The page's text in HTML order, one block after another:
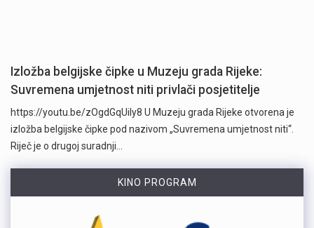
Izložba belgijske čipke u Muzeju grada Rijeke:
Suvremena umjetnost niti privlači posjetitelje
https://youtu.be/zOgdGqUily8 U Muzeju grada Rijeke otvorena je
izložba belgijske čipke pod nazivom „Suvremena umjetnost niti“.
Riječ je o drugoj suradnji…
KINO PROGRAM